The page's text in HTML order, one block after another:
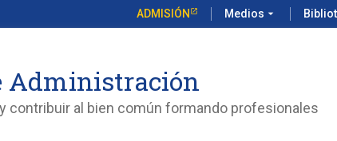
ADMISIÓN Medios arrow_drop_down
Administración
contribuir al bien común formando profesionales